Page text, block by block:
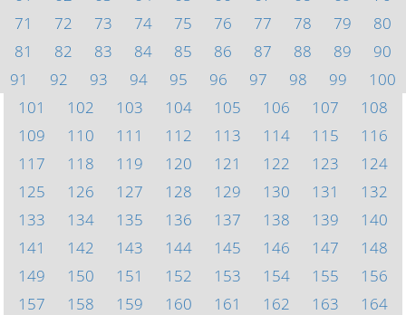
71
72 73 74 75 76 77 78 79
80
81
82 83 84 85 86 87 88 89
90
91
92 93 94 95 96 97 98 99
100
101
102 103 104 105 106 107
108
109
110 111 112 113 114 115
116
117
118 119 120 121 122 123
124
125
126 127 128 129 130 131
132
133
134 135 136 137 138 139
140
141
142 143 144 145 146 147
148
149
150 151 152 153 154 155
156
157
158 159 160 161 162 163
164